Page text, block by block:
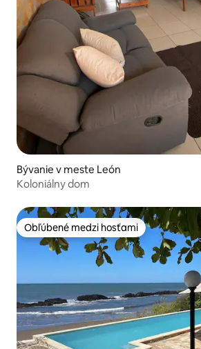
Bývanie v meste León
Koloniálny dom
Obľúbené medzi hosťami
Obľúbené medzi hosťami